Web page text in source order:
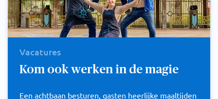
Vacatures
Kom ook werken in de magie
Een achtbaan besturen, gasten heerlijke maaltijden